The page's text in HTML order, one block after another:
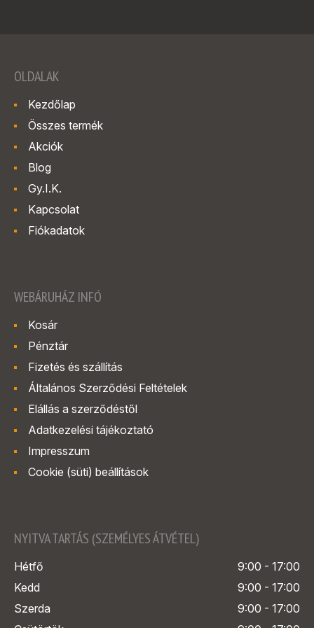
OLDALAK
Kezdőlap
Összes termék
Akciók
Blog
Gy.I.K.
Kapcsolat
Fiókadatok
WEBÁRUHÁZ INFÓ
Kosár
Pénztár
Fizetés és szállítás
Általános Szerződési Feltételek
Elállás a szerződéstől
Adatkezelési tájékoztató
Impresszum
Cookie (süti) beállítások
NYITVA TARTÁS (SZEMÉLYES ÁTVÉTEL)
Hétfő
9:00 - 17:00
Kedd
9:00 - 17:00
Szerda
9:00 - 17:00